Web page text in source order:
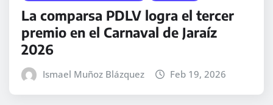
La comparsa PDLV logra el tercer
premio en el Carnaval de Jaraíz
2026
Ismael Muñoz Blázquez Feb 19, 2026